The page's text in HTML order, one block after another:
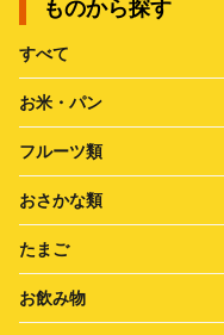
ものから探す
すべて
お米・パン
フルーツ類
おさかな類
たまご
お飲み物